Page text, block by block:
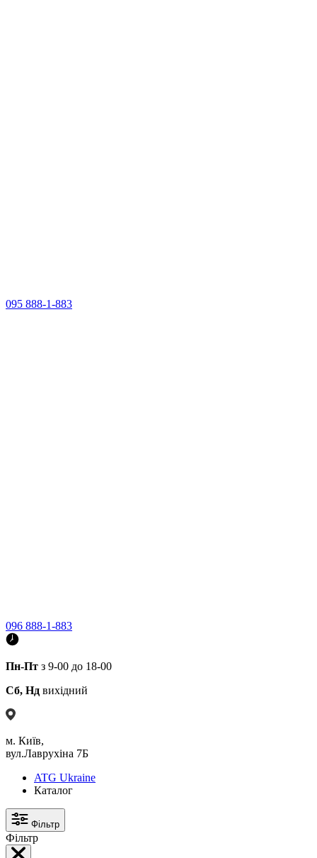
095 888-1-883
096 888-1-883
Пн-Пт з 9-00 до 18-00
Сб, Нд вихідний
м. Київ,
вул.Лаврухіна 7Б
ATG Ukraine
Каталог
Фільтр
Фільтр